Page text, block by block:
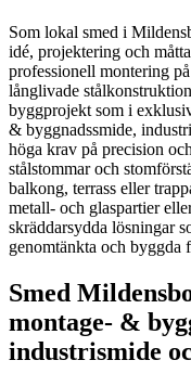
Som lokal smed i
idé, projektering och
professionell montering
långlivade
byggprojekt som i
& byggnadssmide,
höga krav på precision
stålstommar och
balkong, terrass eller
metall- och glaspartier
skräddarsydda lösningar
genomtänkta och byggda
Smed
montage- &
industrismide